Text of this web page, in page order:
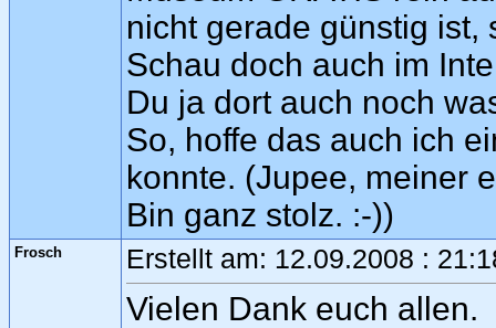
nicht gerade günstig ist,
Schau doch auch im
Du ja dort auch noch
So, hoffe das auch ich
konnte. (Jupee, meiner
Bin ganz stolz. :-))
Frosch Erstellt am: 12.09.2008 :
Vielen Dank euch allen.